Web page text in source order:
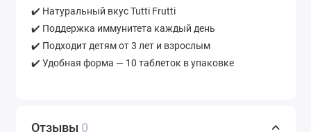
✔️ Натуральный вкус Tutti Frutti
✔️ Поддержка иммунитета каждый день
✔️ Подходит детям от 3 лет и взрослым
✔️ Удобная форма — 10 таблеток в упаковке
Отзывы 0